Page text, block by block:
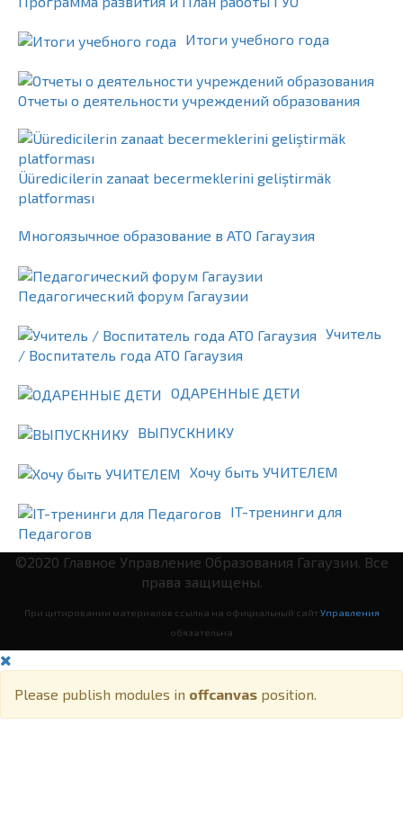
Итоги учебного года
Отчеты о деятельности учреждений образования
Üüredicilerin zanaat becermeklerini geliştirmäk
platforması
Многоязычное образование в АТО Гагаузия
Педагогический форум Гагаузии
Учитель
/ Воспитатель года АТО Гагаузия
ОДАРЕННЫЕ ДЕТИ
ВЫПУСКНИКУ
Хочу быть УЧИТЕЛЕМ
IT-тренинги для
Педагогов
©2020 Главное Управление Образования Гагаузии. Все
права защищены.
При цитировании материалов ссылка на официальный сайтУправления
обязательна
Please publish modules in offcanvas position.